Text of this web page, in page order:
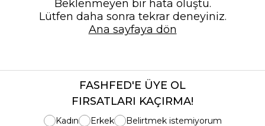
Beklenmeyen bir hata oluştu.
Lütfen daha sonra tekrar deneyiniz.
Ana sayfaya dön
FASHFED'E ÜYE OL
FIRSATLARI KAÇIRMA!
Kadın Erkek Belirtmek istemiyorum